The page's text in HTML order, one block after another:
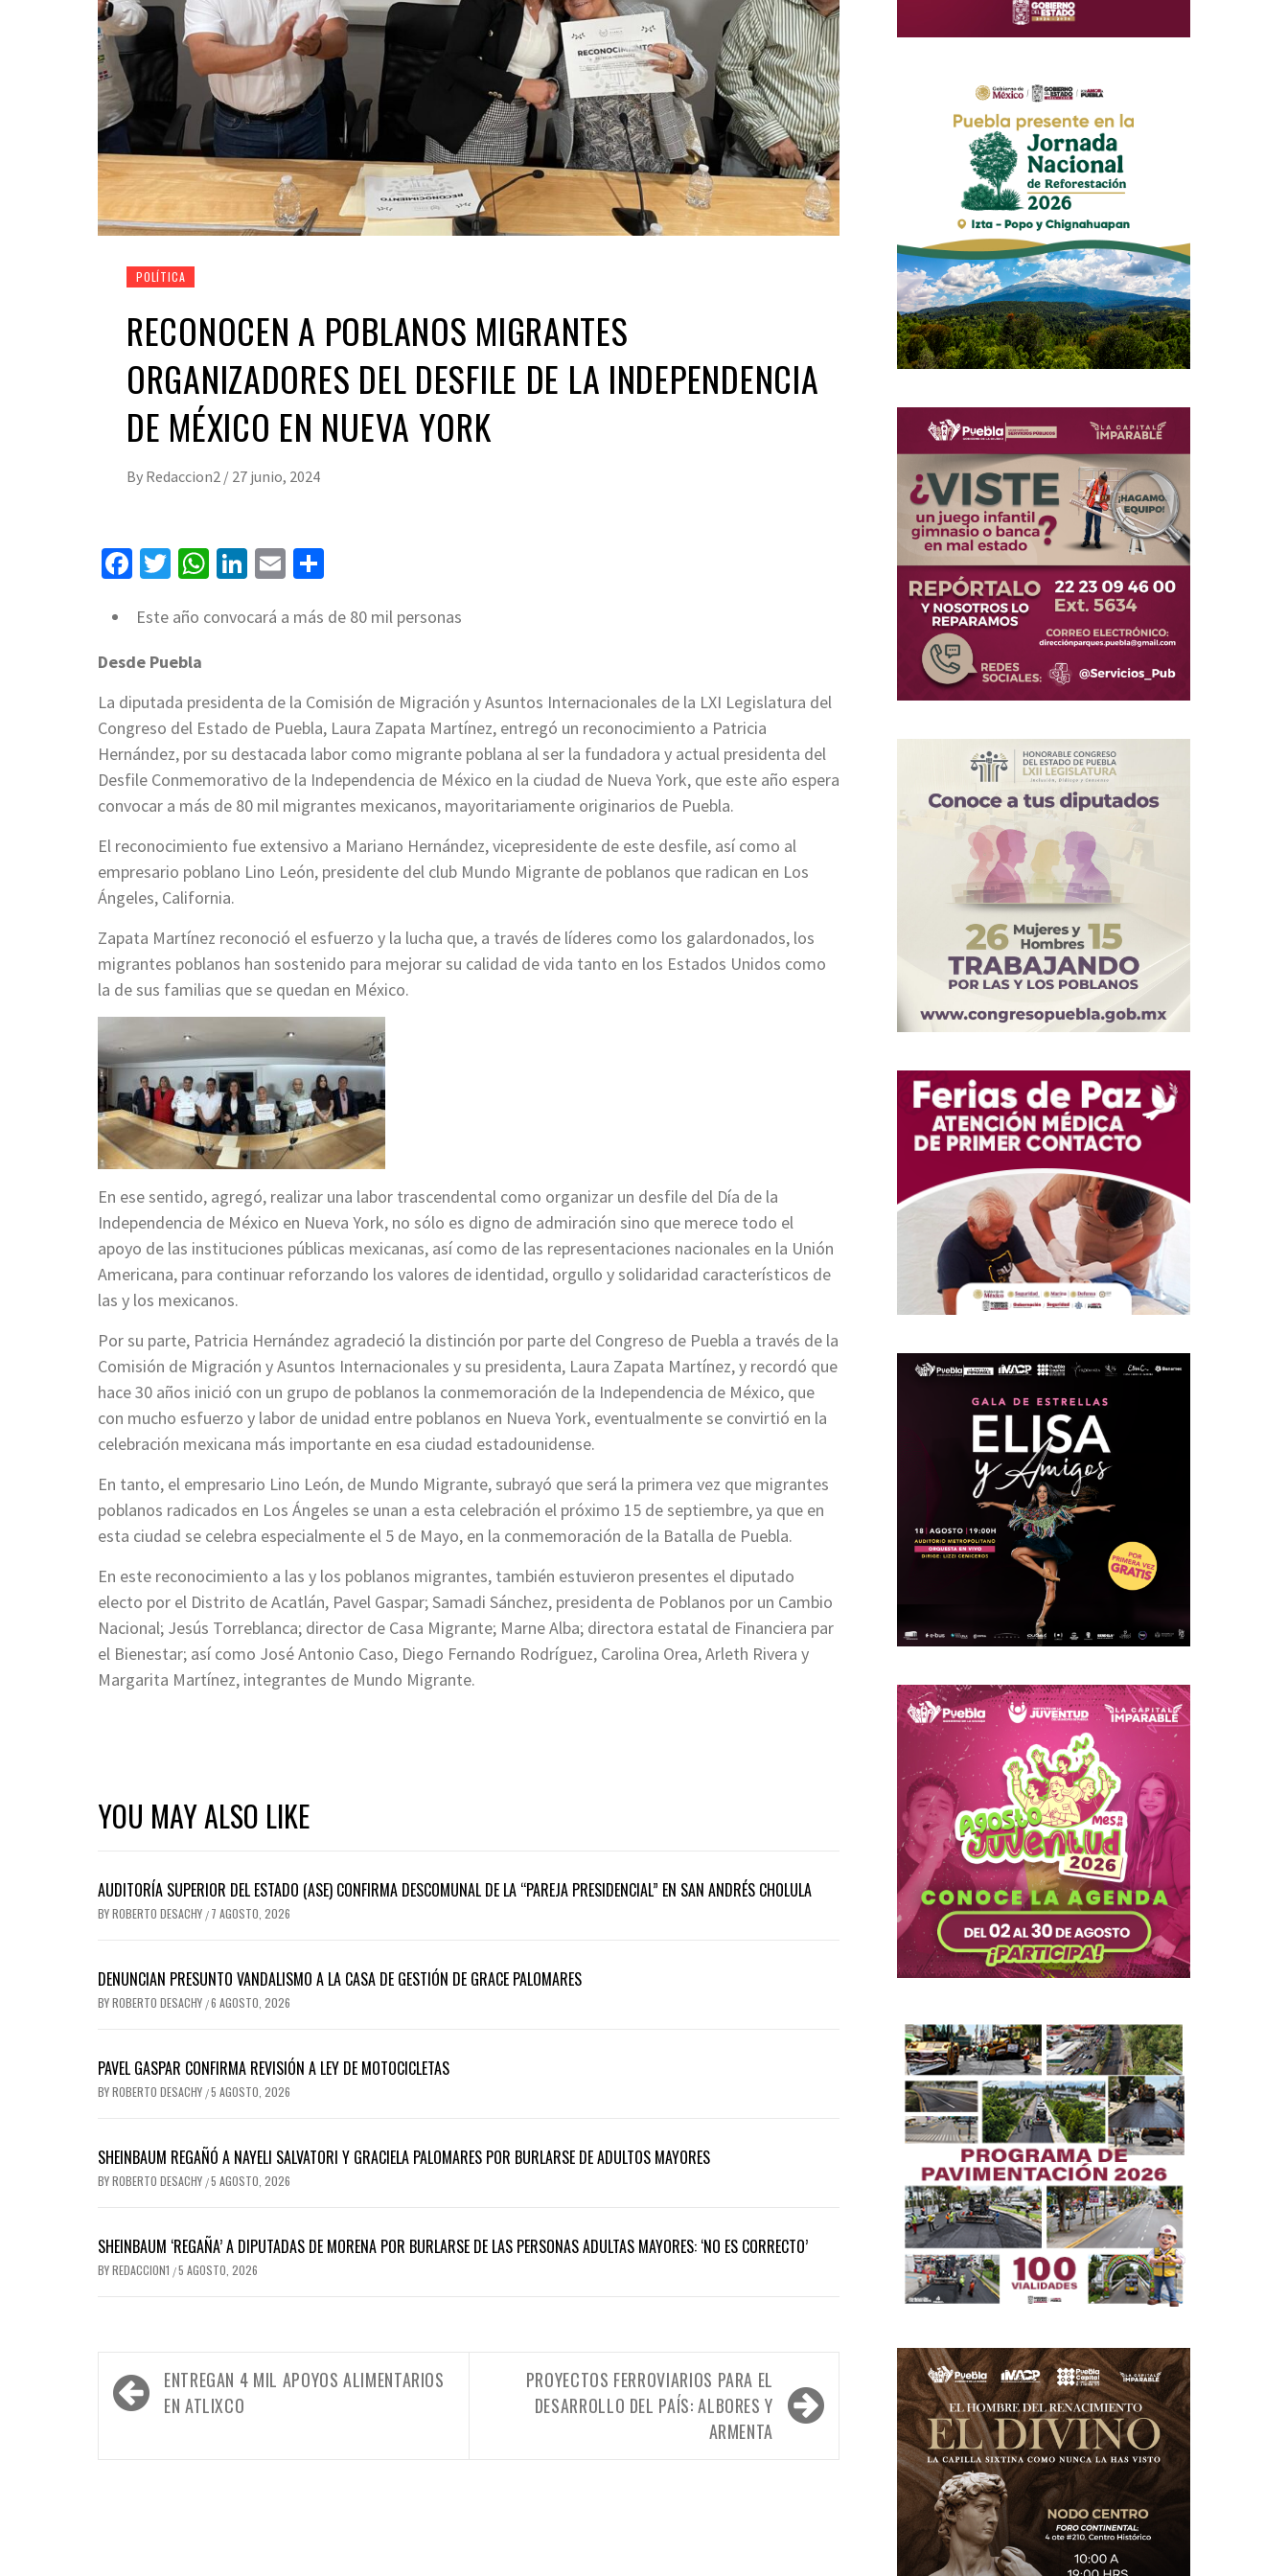
POLÍTICA
RECONOCEN A POBLANOS MIGRANTES
ORGANIZADORES DEL DESFILE DE LA INDEPENDENCIA
DE MÉXICO EN NUEVA YORK
By Redaccion2 / 27 junio, 2024
Facebook
Twitter
WhatsApp
LinkedIn
Email
Este año convocará a más de 80 mil personas
Desde Puebla
La diputada presidenta de la Comisión de Migración y Asuntos Internacionales de la LXI Legislatura del
Congreso del Estado de Puebla, Laura Zapata Martínez, entregó un reconocimiento a Patricia
Hernández, por su destacada labor como migrante poblana al ser la fundadora y actual presidenta del
Desfile Conmemorativo de la Independencia de México en la ciudad de Nueva York, que este año espera
convocar a más de 80 mil migrantes mexicanos, mayoritariamente originarios de Puebla.
El reconocimiento fue extensivo a Mariano Hernández, vicepresidente de este desfile, así como al
empresario poblano Lino León, presidente del club Mundo Migrante de poblanos que radican en Los
Ángeles, California.
Zapata Martínez reconoció el esfuerzo y la lucha que, a través de líderes como los galardonados, los
migrantes poblanos han sostenido para mejorar su calidad de vida tanto en los Estados Unidos como
la de sus familias que se quedan en México.
En ese sentido, agregó, realizar una labor trascendental como organizar un desfile del Día de la
Independencia de México en Nueva York, no sólo es digno de admiración sino que merece todo el
apoyo de las instituciones públicas mexicanas, así como de las representaciones nacionales en la Unión
Americana, para continuar reforzando los valores de identidad, orgullo y solidaridad característicos de
las y los mexicanos.
Por su parte, Patricia Hernández agradeció la distinción por parte del Congreso de Puebla a través de la
Comisión de Migración y Asuntos Internacionales y su presidenta, Laura Zapata Martínez, y recordó que
hace 30 años inició con un grupo de poblanos la conmemoración de la Independencia de México, que
con mucho esfuerzo y labor de unidad entre poblanos en Nueva York, eventualmente se convirtió en la
celebración mexicana más importante en esa ciudad estadounidense.
En tanto, el empresario Lino León, de Mundo Migrante, subrayó que será la primera vez que migrantes
poblanos radicados en Los Ángeles se unan a esta celebración el próximo 15 de septiembre, ya que en
esta ciudad se celebra especialmente el 5 de Mayo, en la conmemoración de la Batalla de Puebla.
En este reconocimiento a las y los poblanos migrantes, también estuvieron presentes el diputado
electo por el Distrito de Acatlán, Pavel Gaspar; Samadi Sánchez, presidenta de Poblanos por un Cambio
Nacional; Jesús Torreblanca; director de Casa Migrante; Marne Alba; directora estatal de Financiera par
el Bienestar; así como José Antonio Caso, Diego Fernando Rodríguez, Carolina Orea, Arleth Rivera y
Margarita Martínez, integrantes de Mundo Migrante.
YOU MAY ALSO LIKE
AUDITORÍA SUPERIOR DEL ESTADO (ASE) CONFIRMA DESCOMUNAL DE LA “PAREJA PRESIDENCIAL” EN SAN ANDRÉS CHOLULA
BYROBERTO DESACHY / 7 AGOSTO, 2026
DENUNCIAN PRESUNTO VANDALISMO A LA CASA DE GESTIÓN DE GRACE PALOMARES
BYROBERTO DESACHY /6 AGOSTO, 2026
PAVEL GASPAR CONFIRMA REVISIÓN A LEY DE MOTOCICLETAS
BYROBERTO DESACHY /5 AGOSTO, 2026
SHEINBAUM REGAÑÓ A NAYELI SALVATORI Y GRACIELA PALOMARES POR BURLARSE DE ADULTOS MAYORES
BYROBERTO DESACHY /5 AGOSTO, 2026
SHEINBAUM ‘REGAÑA’ A DIPUTADAS DE MORENA POR BURLARSE DE LAS PERSONAS ADULTAS MAYORES: ‘NO ES CORRECTO’
BYREDACCION1 /5 AGOSTO, 2026
Navegación
de
ENTREGAN 4 MIL APOYOS ALIMENTARIOS
EN ATLIXCO
PROYECTOS FERROVIARIOS PARA EL
DESARROLLO DEL PAÍS: ALBORES Y
ARMENTA